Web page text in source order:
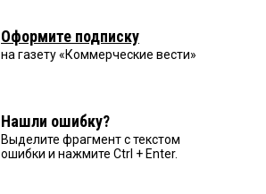
Оформите подписку
на газету «Коммерческие вести»
Нашли ошибку?
Выделите фрагмент с текстом
ошибки и нажмите Ctrl + Enter.